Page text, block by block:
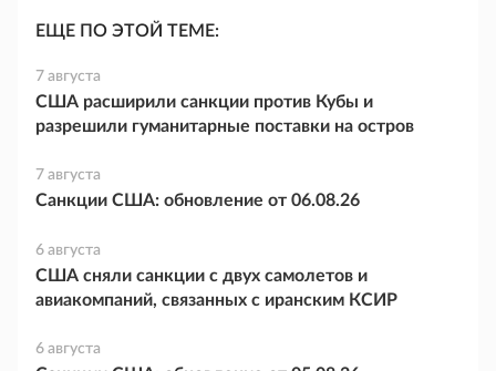
ЕЩЕ ПО ЭТОЙ ТЕМЕ:
7 августа
США расширили санкции против Кубы и
разрешили гуманитарные поставки на остров
7 августа
Санкции США: обновление от 06.08.26
6 августа
США сняли санкции с двух самолетов и
авиакомпаний, связанных с иранским КСИР
6 августа